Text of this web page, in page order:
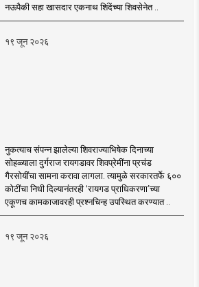
नऊपैकी सहा खासदार एकनाथ शिंदेंच्या शिवसेनेत ..
१९ जून २०२६
नुकत्याच संपन्न झालेल्या शिवराज्याभिषेक दिनाच्या
सोहळ्याला दुर्गराज रायगडावर शिवप्रेमींना प्रचंड
गैरसोयींचा सामना करावा लागला. त्यामुळे सरकारतर्फे ६००
कोटींचा निधी दिल्यानंतरही ‘रायगड प्राधिकरणा’च्या
एकूणच कामकाजावरही प्रश्नचिन्ह उपस्थित करण्यात ..
१९ जून २०२६